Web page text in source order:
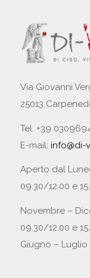
Via Giovanni
25013
Tel. +39
E-mail: info@di-
Aperto dal
09.30/12.00 e
Novembre –
09.30/12.00 e
Giugno –